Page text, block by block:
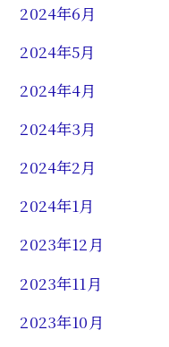
2024年6月
2024年5月
2024年4月
2024年3月
2024年2月
2024年1月
2023年12月
2023年11月
2023年10月